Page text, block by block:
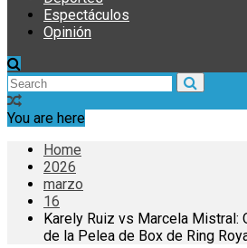
Espectáculos
Opinión
You are here
Home
2026
marzo
16
Karely Ruiz vs Marcela Mistral:
de la Pelea de Box de Ring